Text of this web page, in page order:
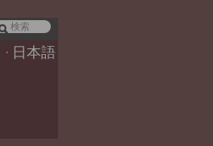
日本語